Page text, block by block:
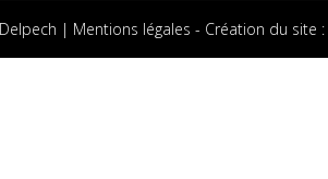
| Mentions légales - Création du site :